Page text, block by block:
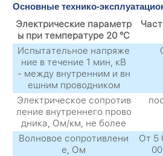
Основные технико-
Электрические параметр
ы при температуре 20 °C
Испытательное напряже
ние в течение 1 мин, кВ
- между внутренним и вн
ешним проводником
Электрическое сопротив
ление внутреннего прово
дника, Ом/км, не более
Волновое сопротивлени
е, Ом
От 5